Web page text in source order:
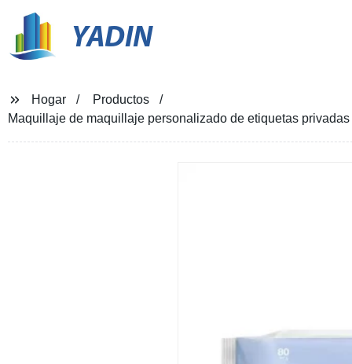
YADIN
Hogar
Productos
Maquillaje de maquillaje personalizado de etiquetas